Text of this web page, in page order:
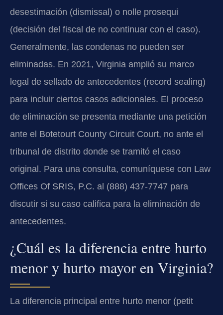
desestimación (dismissal) o nolle prosequi
(decisión del fiscal de no continuar con el caso).
Generalmente, las condenas no pueden ser
eliminadas. En 2021, Virginia amplió su marco
legal de sellado de antecedentes (record sealing)
para incluir ciertos casos adicionales. El proceso
de eliminación se presenta mediante una petición
ante el Botetourt County Circuit Court, no ante el
tribunal de distrito donde se tramitó el caso
original. Para una consulta, comuníquese con Law
Offices Of SRIS, P.C. al (888) 437-7747 para
discutir si su caso califica para la eliminación de
antecedentes.
¿Cuál es la diferencia entre hurto
menor y hurto mayor en Virginia?
La diferencia principal entre hurto menor (petit